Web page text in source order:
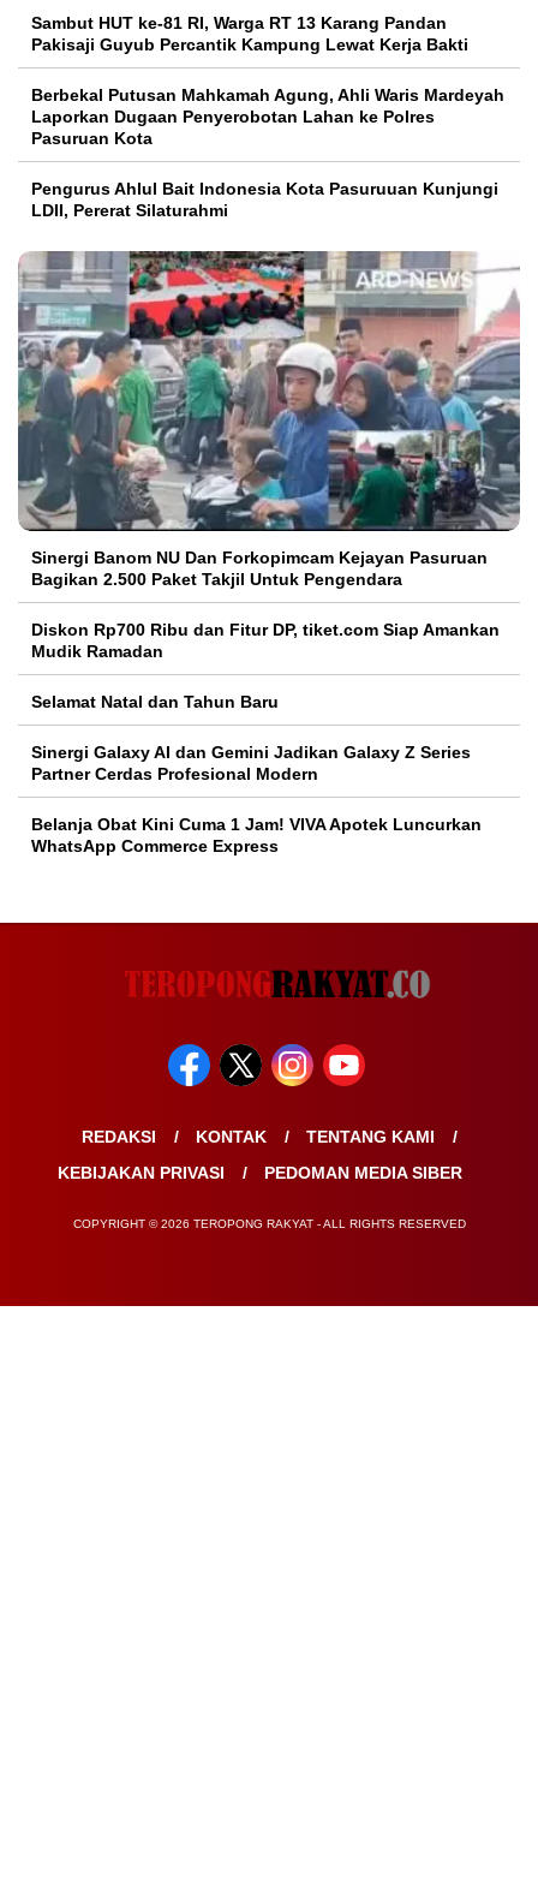
Sambut HUT ke-81 RI, Warga RT 13 Karang Pandan
Pakisaji Guyub Percantik Kampung Lewat Kerja Bakti
Berbekal Putusan Mahkamah Agung, Ahli Waris Mardeyah
Laporkan Dugaan Penyerobotan Lahan ke Polres
Pasuruan Kota
Pengurus Ahlul Bait Indonesia Kota Pasuruuan Kunjungi
LDII, Pererat Silaturahmi
Sinergi Banom NU Dan Forkopimcam Kejayan Pasuruan
Bagikan 2.500 Paket Takjil Untuk Pengendara
Diskon Rp700 Ribu dan Fitur DP, tiket.com Siap Amankan
Mudik Ramadan
Selamat Natal dan Tahun Baru
Sinergi Galaxy AI dan Gemini Jadikan Galaxy Z Series
Partner Cerdas Profesional Modern
Belanja Obat Kini Cuma 1 Jam! VIVA Apotek Luncurkan
WhatsApp Commerce Express
REDAKSI KONTAK
TENTANG KAMI
KEBIJAKAN PRIVASI
PEDOMAN MEDIA SIBER
COPYRIGHT © 2026 TEROPONG RAKYAT - ALL RIGHTS RESERVED